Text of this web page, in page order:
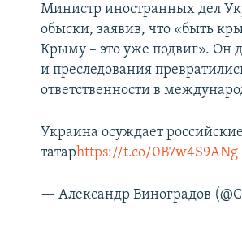
Министр иностранных дел
обыски, заявив, что «быть
Крыму – это уже подвиг». Он
и преследования
ответственности в
Украина осуждает
татарhttps://t.co/0B7w4S9ANg
— Александр Виноградов